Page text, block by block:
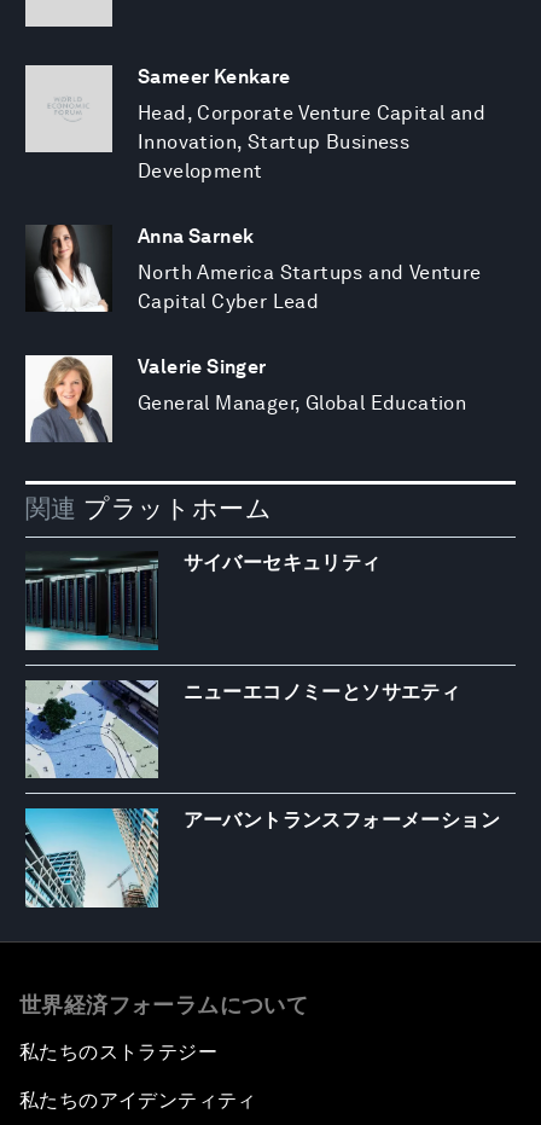
Sameer Kenkare
Head, Corporate Venture Capital and
Innovation, Startup Business
Development
Anna Sarnek
North America Startups and Venture
Capital Cyber Lead
Valerie Singer
General Manager, Global Education
関連 プラットホーム
サイバーセキュリティ
ニューエコノミーとソサエティ
アーバントランスフォーメーション
世界経済フォーラムについて
私たちのストラテジー
私たちのアイデンティティ